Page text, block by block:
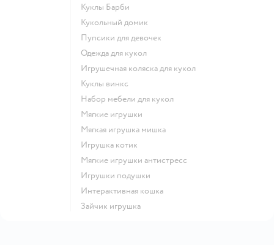
Куклы Барби
Кукольный домик
Пупсики для девочек
Одежда для кукол
Игрушечная коляска для кукол
Куклы винкс
Набор мебели для кукол
Мягкие игрушки
Мягкая игрушка мишка
Игрушка котик
Мягкие игрушки антистресс
Игрушки подушки
Интерактивная кошка
Зайчик игрушка